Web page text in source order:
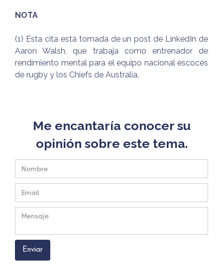
NOTA
(1) Esta cita está tomada de un post de LinkedIn de
Aaron Walsh, que trabaja como entrenador de
rendimiento mental para el equipo nacional escocés
de rugby y los Chiefs de Australia.
Me encantaría conocer su
opinión sobre este tema.